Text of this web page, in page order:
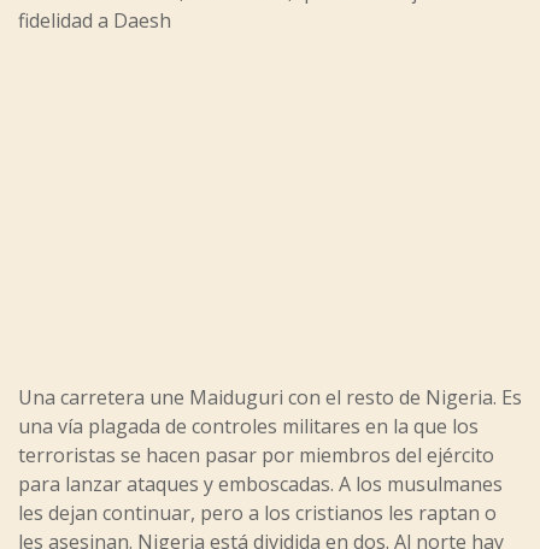
fidelidad a Daesh
Una carretera une Maiduguri con el resto de Nigeria. Es
una vía plagada de controles militares en la que los
terroristas se hacen pasar por miembros del ejército
para lanzar ataques y emboscadas. A los musulmanes
les dejan continuar, pero a los cristianos les raptan o
les asesinan. Nigeria está dividida en dos. Al norte hay